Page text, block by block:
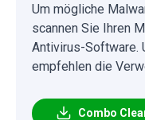
Um mögliche
scannen Sie Ihren
Antivirus-Software.
empfehlen die
Combo